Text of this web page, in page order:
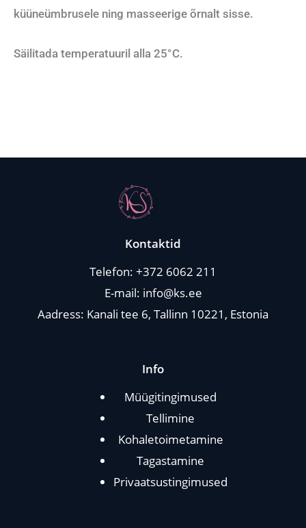
küüneümbrusele ning masseerige õrnalt sisse.
Säilitada temperatuuril alla 25°C.
Kontaktid
Telefon: +372 6062 211
E-mail: info@ks.ee
Aadress: Kanali tee 6, Tallinn 10221, Estonia
Info
Müügitingimused
Tellimine
Kohaletoimetamine
Tagastamine
Privaatsustingimused